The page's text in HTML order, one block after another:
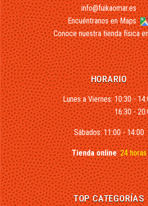
info@fuikaomar.es
Encuéntranos en Maps
Conoce nuestra tienda física
HORARIO
Lunes a Viernes: 10:30 -
16:30 -
Sábados: 11:00 - 14:00
Tienda online:24 horas
TOP CATEGORÍAS